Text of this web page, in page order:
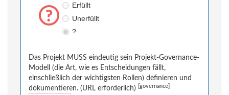
Erfüllt
Unerfüllt
?
Das Projekt MUSS eindeutig sein Projekt-Governance-
Modell (die Art, wie es Entscheidungen fällt,
einschließlich der wichtigsten Rollen) definieren und
dokumentieren. (URL erforderlich)
[governance]